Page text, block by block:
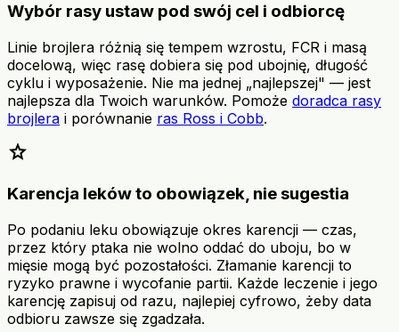
Wybór rasy ustaw pod swój cel i odbiorcę
Linie brojlera różnią się tempem wzrostu, FCR i masą
docelową, więc rasę dobiera się pod ubojnię, długość
cyklu i wyposażenie. Nie ma jednej „najlepszej" — jest
najlepsza dla Twoich warunków. Pomoże doradca rasy
brojlera i porównanie ras Ross i Cobb.
star
Karencja leków to obowiązek, nie sugestia
Po podaniu leku obowiązuje okres karencji — czas,
przez który ptaka nie wolno oddać do uboju, bo w
mięsie mogą być pozostałości. Złamanie karencji to
ryzyko prawne i wycofanie partii. Każde leczenie i jego
karencję zapisuj od razu, najlepiej cyfrowo, żeby data
odbioru zawsze się zgadzała.